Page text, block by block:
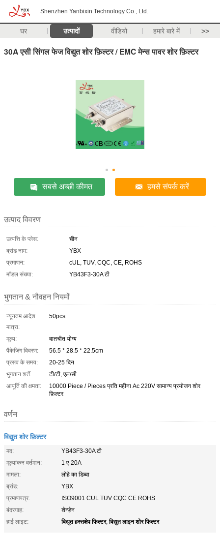
Shenzhen Yanbixin Technology Co., Ltd.
घर उत्पादों वीडियो हमारे बारे में >>
30A एसी सिंगल फेज विद्युत शोर फ़िल्टर / EMC मेन्स पावर शोर फ़िल्टर
सबसे अच्छी कीमत हमसे संपर्क करें
उत्पाद विवरण
उत्पत्ति के प्लेस:
चीन
ब्रांड नाम:
YBX
प्रमाणन:
cUL, TUV, CQC, CE, ROHS
मॉडल संख्या:
YB43F3-30A टी
भुगतान & नौवहन नियमों
न्यूनतम आदेश
मात्रा:
50pcs
मूल्य:
बातचीत योग्य
पैकेजिंग विवरण:
56.5 * 28.5 * 22.5cm
प्रसव के समय:
20-25 दिन
भुगतान शर्तें:
टी/टी, एल/सी
आपूर्ति की क्षमता:
10000 Piece / Pieces प्रति महीना Ac 220V सामान्य प्रयोजन शोर
फ़िल्टर
वर्णन
विद्युत शोर फ़िल्टर
मद:
YB43F3-30A टी
मूल्यांकन वर्तमान:
1 ए-20A
मामला:
लोहे का डिब्बा
ब्रांड:
YBX
प्रमाणपत्र:
ISO9001 CUL TUV CQC CE ROHS
बंदरगाह:
शेन्ज़ेन
हाई लाइट:
विद्युत हस्तक्षेप फिल्टर,विद्युत लाइन शोर फिल्टर